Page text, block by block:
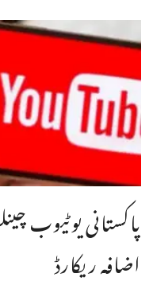
پاکستانی یوٹیوب
اضافہ ریکارڈ